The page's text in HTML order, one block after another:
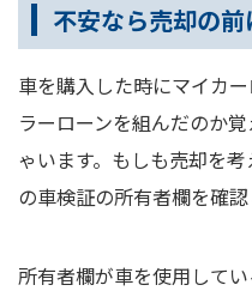
不安なら売却の
車を購入した時にマイカ
ラーローンを組んだのか
ゃいます。もしも売却を
の車検証の所有者欄を確認
所有者欄が車を使用して